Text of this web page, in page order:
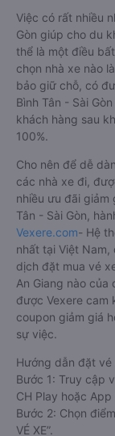
Việc có rất nhiều
Gòn giúp cho du
thể là một điều
chọn nhà xe nào
bảo giữ chỗ, có
Bình Tân - Sài
khách hàng sau
100%.
Cho nên để dễ
các nhà xe đi,
nhiều ưu đãi giảm
Tân - Sài Gòn,
Vexere.com- Hệ
nhất tại Việt
dịch đặt mua vé
An Giang nào
được Vexere cam
coupon giảm giá
sự việc.
Hướng dẫn đặt vé
Bước 1: Truy cập
CH Play hoặc App
Bước 2: Chọn
VÉ XE”.